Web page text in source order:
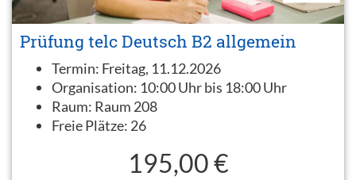
Prüfung telc Deutsch B2 allgemein
Termin: Freitag, 11.12.2026
Organisation: 10:00 Uhr bis 18:00 Uhr
Raum: Raum 208
Freie Plätze: 26
195,00 €